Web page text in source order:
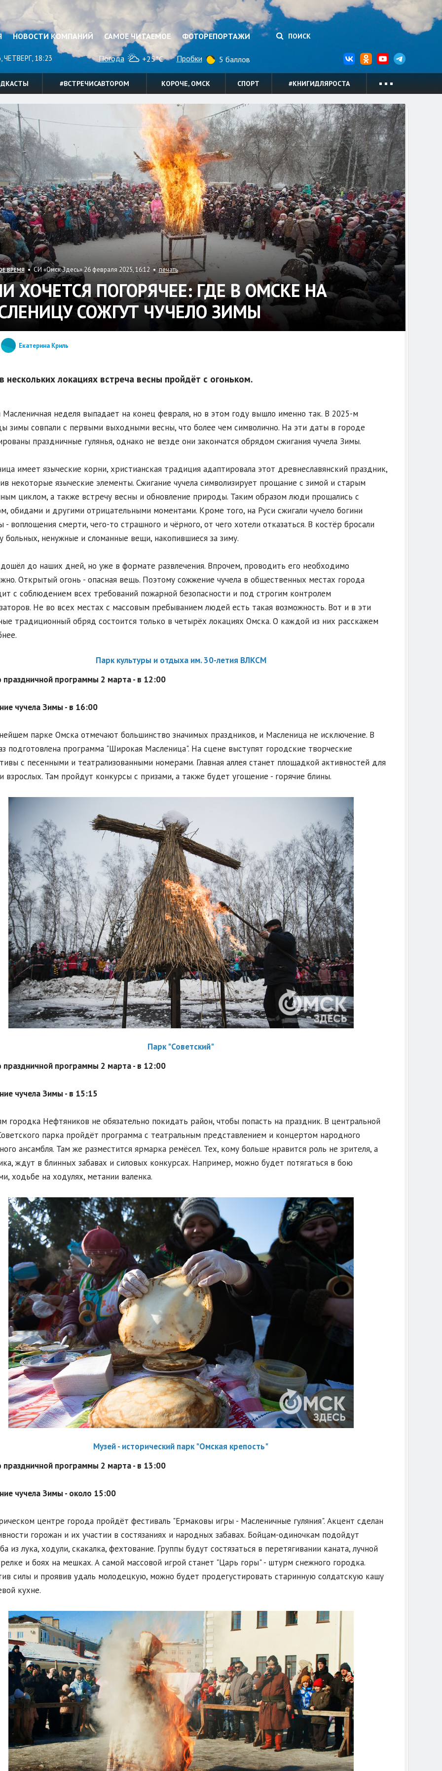
НОВОСТИ КОМПАНИЙ САМОЕ ЧИТАЕМОЕ ФОТОРЕПОРТАЖИ ПОИСК
ЧЕТВЕРГ, 18:23 Погода +25°C Пробки 5 баллов
#ВСТРЕЧИСАВТОРОМ КОРОЧЕ, ОМСК СПОРТ #КНИГИДЛЯРОСТА
ВРЕМЯ• СИ «Омск Здесь» 26 февраля 2025, 16:12 •печать
ХОЧЕТСЯ ПОГОРЯЧЕЕ: ГДЕ В ОМСКЕ НА
СОЖГУТ ЧУЧЕЛО ЗИМЫ
Екатерина Криль
нескольких локациях встреча весны пройдёт с огоньком.
Масленичная неделя выпадает на конец февраля, но в этом году вышло именно так. В 2025-м
зимы совпали с первыми выходными весны, что более чем символично. На эти даты в городе
праздничные гулянья, однако не везде они закончатся обрядом сжигания чучела Зимы.
имеет языческие корни, христианская традиция адаптировала этот древнеславянский праздник,
некоторые языческие элементы. Сжигание чучела символизирует прощание с зимой и старым
циклом, а также встречу весны и обновление природы. Таким образом люди прощались с
обидами и другими отрицательными моментами. Кроме того, на Руси сжигали чучело богини
- воплощения смерти, чего-то страшного и чёрного, от чего хотели отказаться. В костёр бросали
больных, ненужные и сломанные вещи, накопившиеся за зиму.
до наших дней, но уже в формате развлечения. Впрочем, проводить его необходимо
Открытый огонь - опасная вещь. Поэтому сожжение чучела в общественных местах города
с соблюдением всех требований пожарной безопасности и под строгим контролем
Не во всех местах с массовым пребыванием людей есть такая возможность. Вот и в эти
традиционный обряд состоится только в четырёх локациях Омска. О каждой из них расскажем
Парк культуры и отдыха им. 30-летия ВЛКСМ
праздничной программы 2 марта - в 12:00
чучела Зимы - в 16:00
парке Омска отмечают большинство значимых праздников, и Масленица не исключение. В
подготовлена программа "Широкая Масленица". На сцене выступят городские творческие
с песенными и театрализованными номерами. Главная аллея станет площадкой активностей для
взрослых. Там пройдут конкурсы с призами, а также будет угощение - горячие блины.
Парк "Советский"
праздничной программы 2 марта - в 12:00
чучела Зимы - в 15:15
городка Нефтяников не обязательно покидать район, чтобы попасть на праздник. В центральной
парка пройдёт программа с театральным представлением и концертом народного
ансамбля. Там же разместится ярмарка ремёсел. Тех, кому больше нравится роль не зрителя, а
ждут в блинных забавах и силовых конкурсах. Например, можно будет потягаться в бою
ходьбе на ходулях, метании валенка.
Музей - исторический парк "Омская крепость"
праздничной программы 2 марта - в 13:00
чучела Зимы - около 15:00
центре города пройдёт фестиваль "Ермаковы игры - Масленичные гуляния". Акцент сделан
горожан и их участии в состязаниях и народных забавах. Бойцам-одиночкам подойдут
из лука, ходули, скакалка, фехтование. Группы будут состязаться в перетягивании каната, лучной
и боях на мешках. А самой массовой игрой станет "Царь горы" - штурм снежного городка.
силы и проявив удаль молодецкую, можно будет продегустировать старинную солдатскую кашу
кухне.